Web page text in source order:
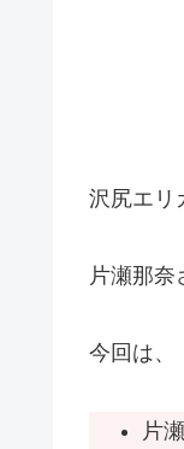
沢尻エリ
片瀬那奈
今回は、
片